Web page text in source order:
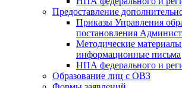
Предоставление
Приказы Управления
постановления
Методические
информационные письма
НПА федерального и
Образование лиц с ОВЗ